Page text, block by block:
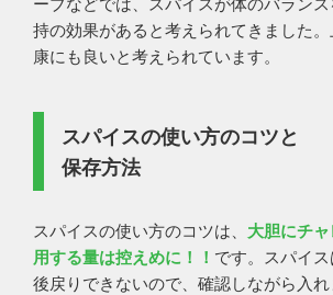
持の効果があると考えられてきました
康にも良いと考えられています。
スパイスの使い方のコツと
保存方法
スパイスの使い方のコツは、 大胆にチ
用する量は控えめに！！ です。スパイ
後戻りできないので、確認しながら入